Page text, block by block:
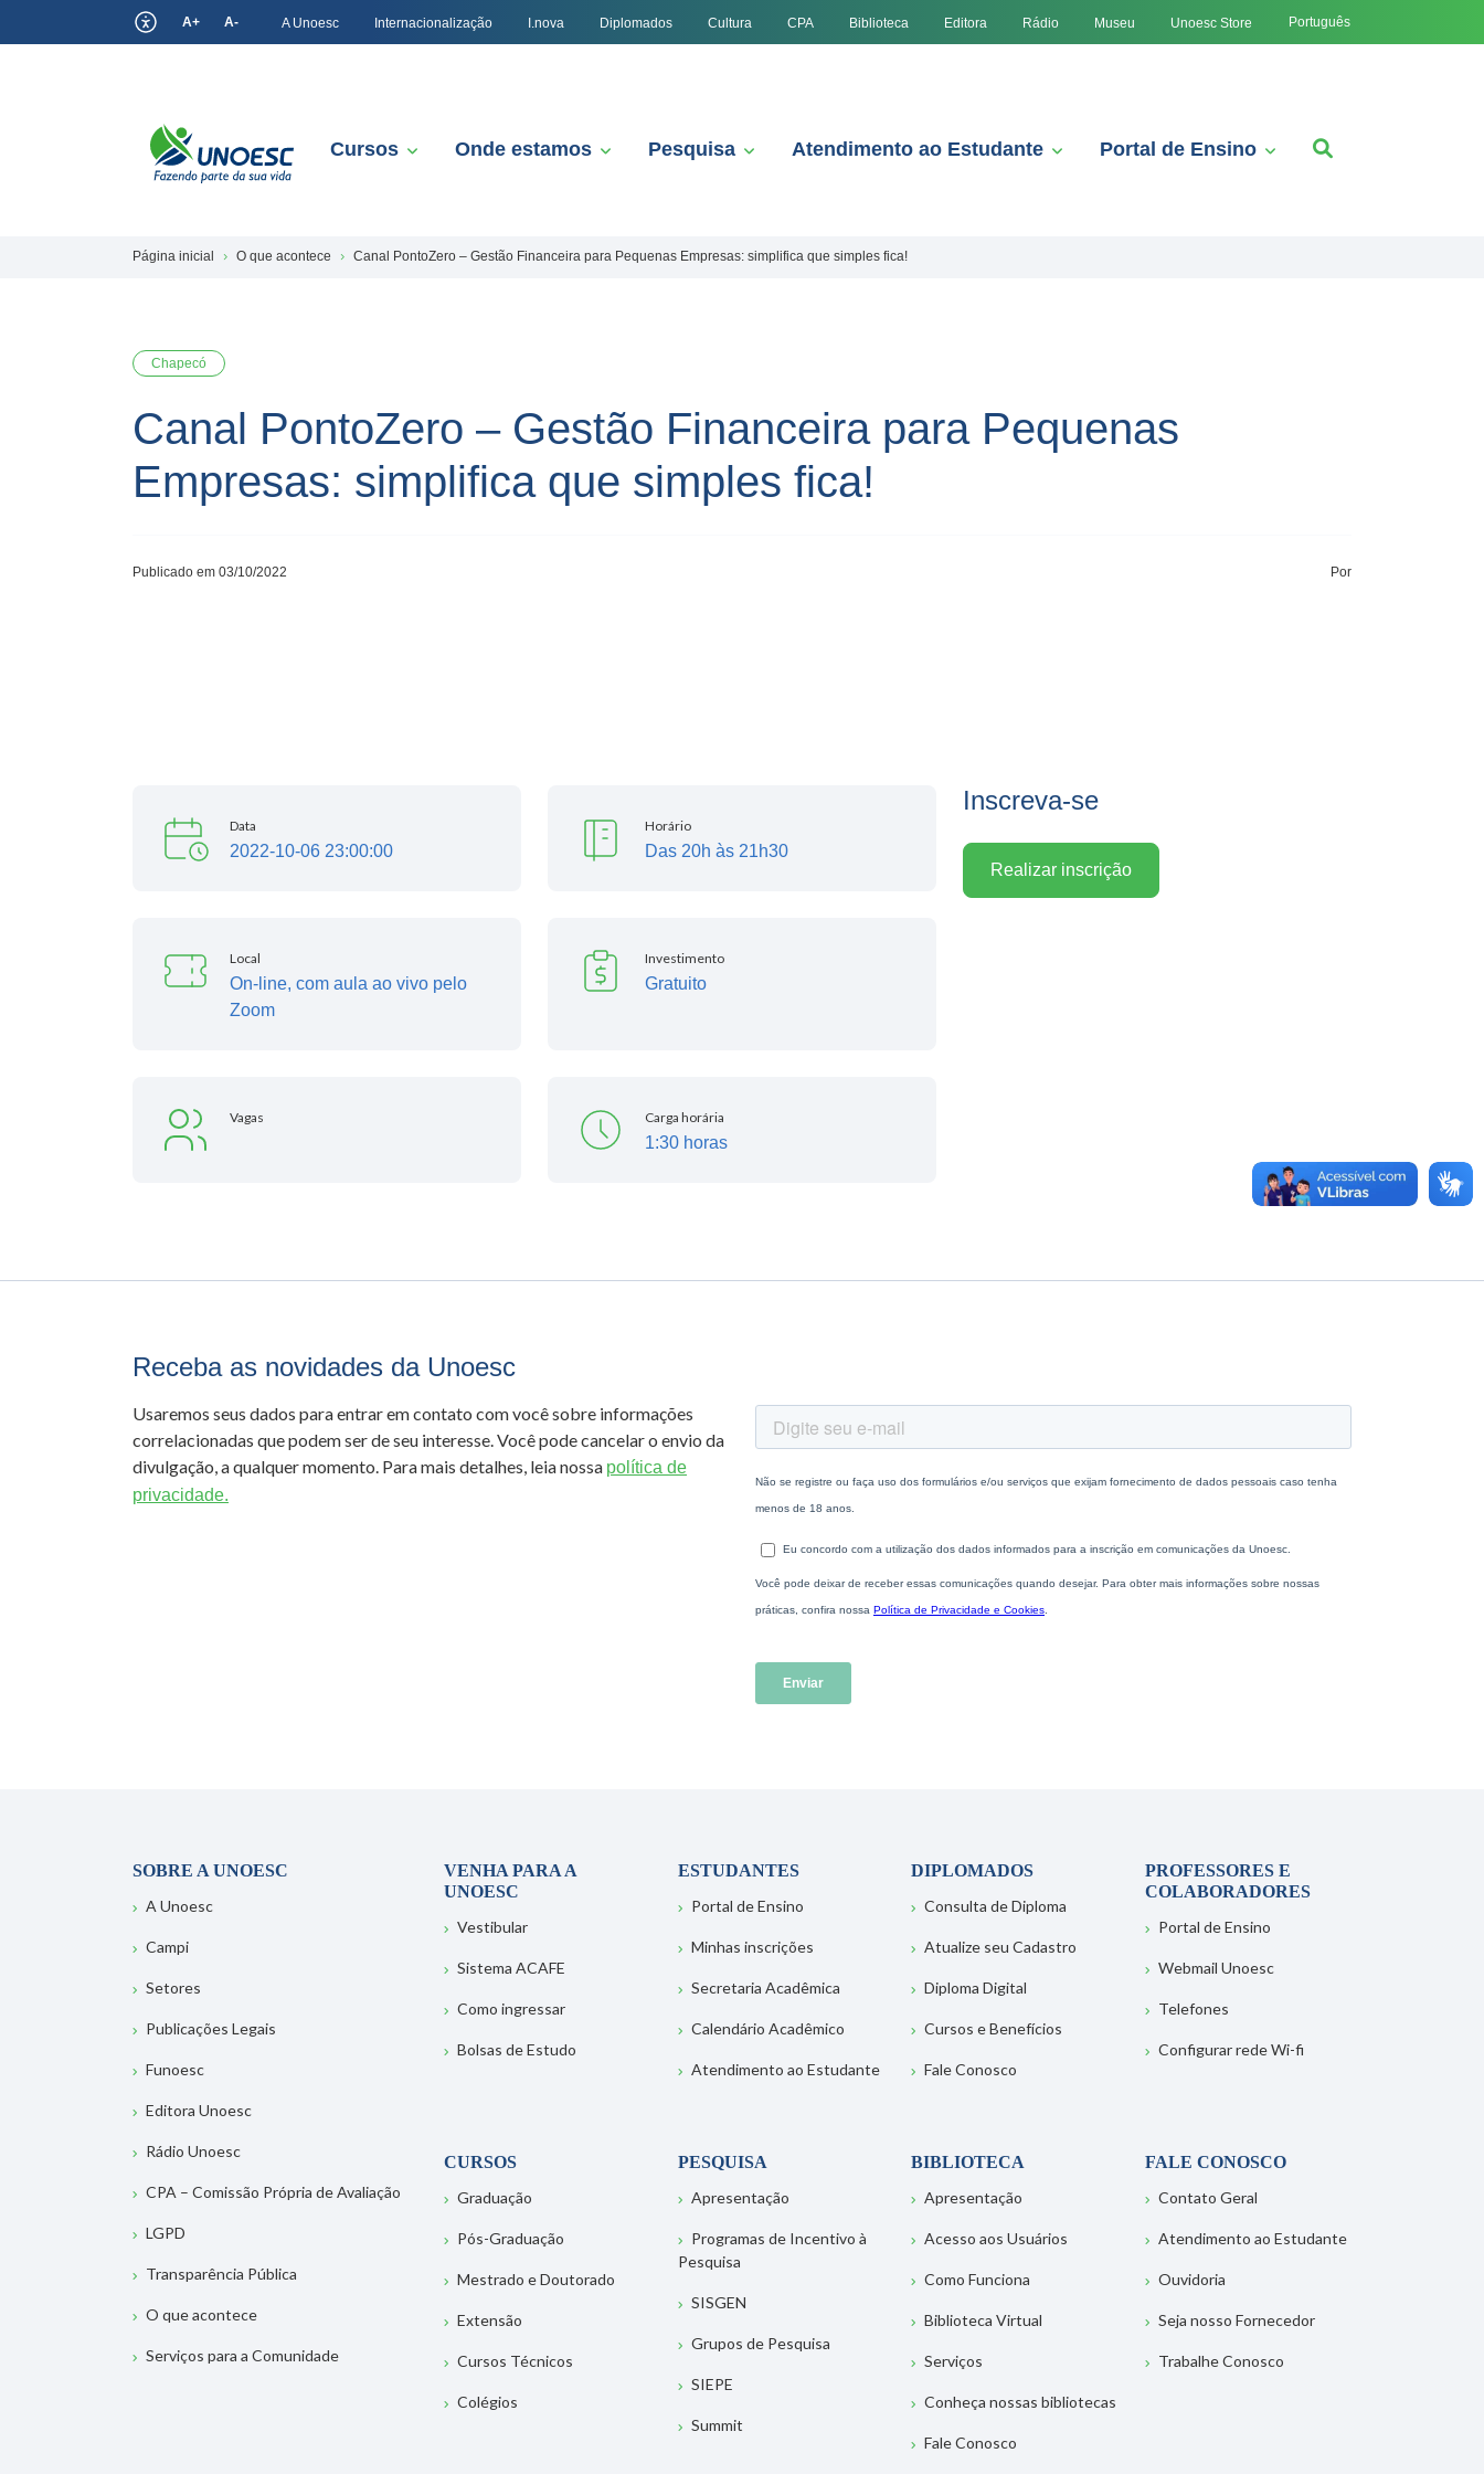
A+ A- A Unoesc Internacionalização I.nova Diplomados Cultura CPA Biblioteca Editora Rádio Museu Unoesc Store Português
Cursos Onde estamos Pesquisa Atendimento ao Estudante Portal de Ensino
Página inicial O que acontece Canal PontoZero – Gestão Financeira para Pequenas Empresas: simplifica que simples fica!
Chapecó
Canal PontoZero – Gestão Financeira para Pequenas
Empresas: simplifica que simples fica!
Publicado em 03/10/2022 Por
Data
2022-10-06 23:00:00
Horário
Das 20h às 21h30
Local
On-line, com aula ao vivo pelo
Zoom
Investimento
Gratuito
Vagas Carga horária
1:30 horas
Inscreva-se
Realizar inscrição
Receba as novidades da Unoesc
Usaremos seus dados para entrar em contato com você sobre informações
correlacionadas que podem ser de seu interesse. Você pode cancelar o envio da
divulgação, a qualquer momento. Para mais detalhes, leia nossa política de
privacidade.
SOBRE A UNOESC
A Unoesc
Campi
Setores
Publicações Legais
Funoesc
Editora Unoesc
Rádio Unoesc
CPA – Comissão Própria de Avaliação
LGPD
Transparência Pública
O que acontece
Serviços para a Comunidade
VENHA PARA A
UNOESC
Vestibular
Sistema ACAFE
Como ingressar
Bolsas de Estudo
ESTUDANTES
Portal de Ensino
Minhas inscrições
Secretaria Acadêmica
Calendário Acadêmico
Atendimento ao Estudante
DIPLOMADOS
Consulta de Diploma
Atualize seu Cadastro
Diploma Digital
Cursos e Benefícios
Fale Conosco
PROFESSORES E
COLABORADORES
Portal de Ensino
Webmail Unoesc
Telefones
Configurar rede Wi-fi
CURSOS
Graduação
Pós-Graduação
Mestrado e Doutorado
Extensão
Cursos Técnicos
Colégios
PESQUISA
Apresentação
Programas de Incentivo à
Pesquisa
SISGEN
Grupos de Pesquisa
SIEPE
Summit
BIBLIOTECA
Apresentação
Acesso aos Usuários
Como Funciona
Biblioteca Virtual
Serviços
Conheça nossas bibliotecas
Fale Conosco
FALE CONOSCO
Contato Geral
Atendimento ao Estudante
Ouvidoria
Seja nosso Fornecedor
Trabalhe Conosco